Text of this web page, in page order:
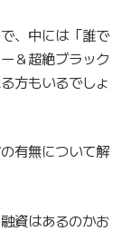
、中には「誰で
＆超絶ブラック
方もいるでしょ
有無について解
資はあるのかお